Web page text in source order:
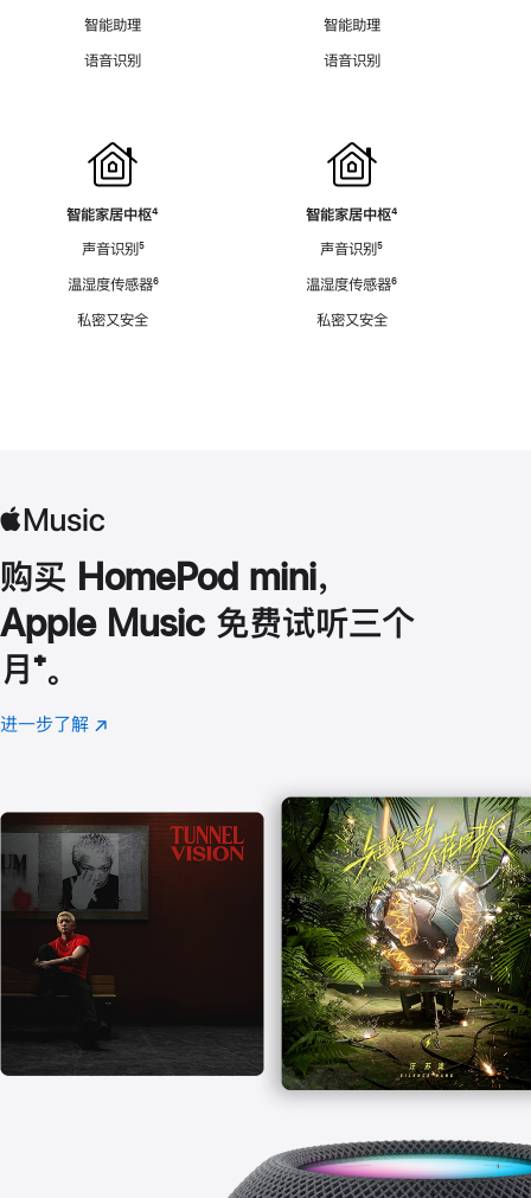
智能助理
语音识别
智能家居中枢脚
⁴
声音识别脚
⁵
温湿度传感器脚
⁶
私密又安全
智能助理
语音识别
智能家居中枢脚
⁴
声音识别脚
⁵
温湿度传感器脚
⁶
私密又安全
购买 HomePod mini，
Apple Music 免费试听三个
月 脚
注
⁺。
进一步了解 Apple
(在
口
中
打
开)